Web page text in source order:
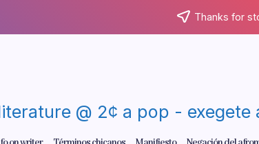
Thanks for
@ 2¢ a pop - exegete